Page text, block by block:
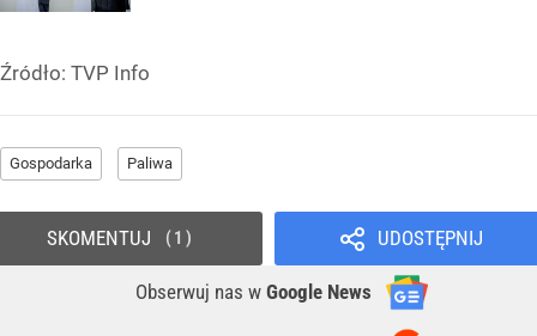
Źródło: TVP Info
Gospodarka Paliwa
UDOSTĘPNIJ
Obserwuj nas w Google News
SKOMENTUJ 1